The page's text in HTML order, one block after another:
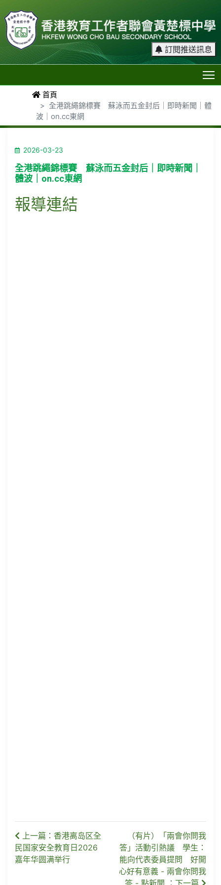
訂閱推送訊息
首頁
全港跳繩錦標賽 蘇泳而五金封后｜即時新聞｜體
波｜on.cc東網
2026-03-23
全港跳繩錦標賽 蘇泳而五金封后｜即時新聞｜
體波｜on.cc東網
報導連結
上一篇：香港离岛区全
民国家安全教育日2026
嘉年华圆满举行
（有片）「兩會你問我
答」活動引熱議 學生：
能向代表委員提問 好開
心好有意義 - 兩會你問我
答 - 點新聞 ：下一篇